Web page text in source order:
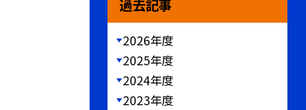
過去記事
2026年度
2025年度
2024年度
2023年度